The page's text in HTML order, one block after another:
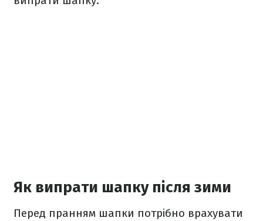
Як випрати шапку після зими
Перед пранням шапки потрібно врахувати